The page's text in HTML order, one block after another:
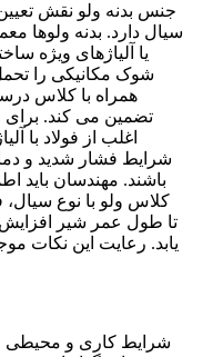
جنس بدنه ولو نقش
سیال دارد. بدنه ولوها
یا آلیاژهای ویژه
شوک مکانیکی را
همراه با کلاس
اغلب از فولاد با
شرایط فشار شدید و
باشند. مهندسان باید
کلاس ولو با نوع
تا طول عمر شیر افزایش
یابد. رعایت این نکات
شرایط کاری و محیطی